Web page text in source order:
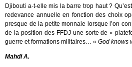
Djibouti a-t-elle mis la barre trop haut ?
redevance annuelle en fonction des choix
presque de la petite monnaie lorsque l’on
de la position des FFDJ une sorte de «
guerre et formations militaires… « God knows
Mahdi A.